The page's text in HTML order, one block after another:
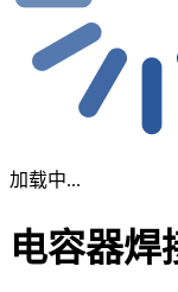
加载中...
电容器焊